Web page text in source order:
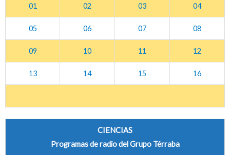
01 02 03 04
05 06 07 08
09 10 11 12
13 14 15 16
CIENCIAS
Programas de radio del Grupo Térraba